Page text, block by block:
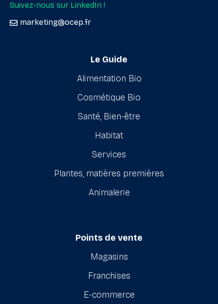
Suivez-nous sur LinkedIn !
marketing@ocep.fr
Le Guide
Alimentation Bio
Cosmétique Bio
Santé, Bien-être
Habitat
Services
Plantes, matières premières
Animalerie
Points de vente
Magasins
Franchises
E-commerce